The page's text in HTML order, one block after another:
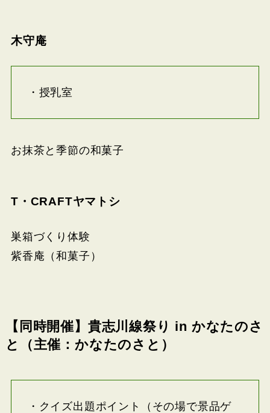
木守庵
・授乳室
お抹茶と季節の和菓子
T・CRAFTヤマトシ
巣箱づくり体験
紫香庵（和菓子）
【同時開催】貴志川線祭り in かなたのさ
と（主催：かなたのさと）
・クイズ出題ポイント（その場で景品ゲ